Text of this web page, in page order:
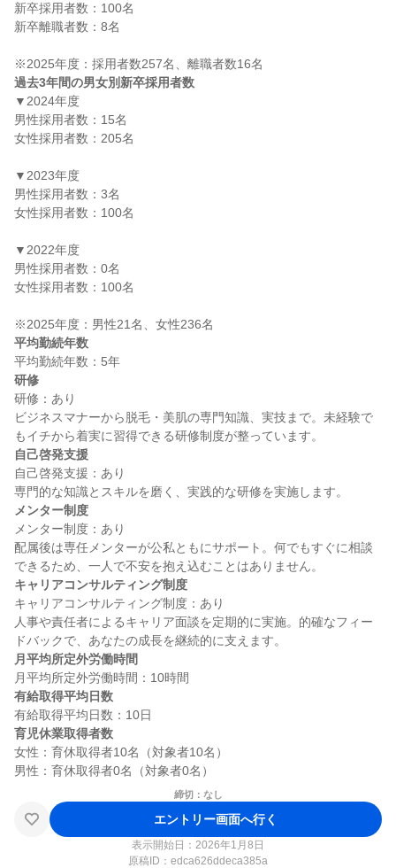
新卒採用者数：100名
新卒離職者数：8名
過去3年間の男女別新卒採用者数
▼2024年度
男性採用者数：15名
女性採用者数：205名
▼2023年度
男性採用者数：3名
女性採用者数：100名
▼2022年度
男性採用者数：0名
女性採用者数：100名
平均勤続年数
研修
研修：あり
ビジネスマナーから脱毛・美肌の専門知識、実技まで。未経験で
自己啓発支援
自己啓発支援：あり
メンター制度
メンター制度：あり
配属後は専任メンターが公私ともにサポート。何でもすぐに相談
キャリアコンサルティング制度
キャリアコンサルティング制度：あり
人事や責任者によるキャリア面談を定期的に実施。的確なフィー
月平均所定外労働時間
有給取得平均日数
育児休業取得者数
女性：育休取得者10名（対象者10名）
締切：なし
エントリー画面へ行く
表示開始日：2026年1月8日
原稿ID： edca626ddeca385a